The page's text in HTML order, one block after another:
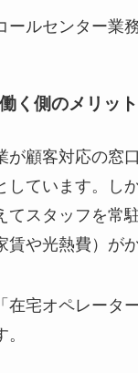
ールセンター業務
く側のメリッ
が顧客対応の窓
しています。し
てスタッフを常
賃や光熱費）が
在宅オペレータ